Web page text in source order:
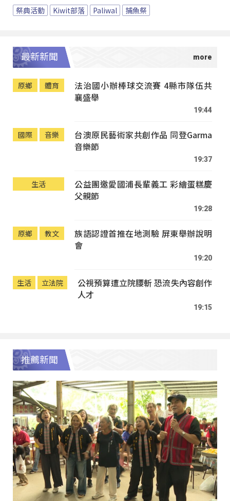
祭典活動 Kiwit部落 Paliwal 捕魚祭
最新新聞
原鄉 體育
法治國小辦棒球交流賽 4縣市隊伍共
襄盛舉
19:44
國際 音樂
台澳原民藝術家共創作品 同登Garma
音樂節
19:37
生活
公益團邀愛國浦長輩義工 彩繪蛋糕慶
父親節
19:28
原鄉 教文
族語認證首推在地測驗 屏東舉辦說明
會
19:20
生活 立法院
公視預算遭立院腰斬 恐流失內容創作
人才
19:15
推薦新聞